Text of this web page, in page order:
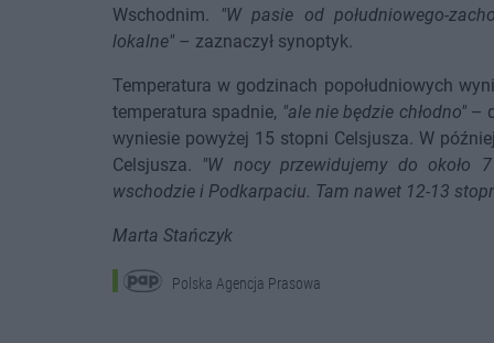
Wschodnim.
"W pasie od południowego-
lokalne" – zaznaczył synoptyk.
Temperatura w godzinach popołudniowych
temperatura spadnie, "ale nie będzie chłodno"–
wyniesie powyżej 15 stopni Celsjusza. W
Celsjusza. "W nocy przewidujemy do około
wschodzie i Podkarpaciu. Tam nawet 12-13
Marta Stańczyk
Polska Agencja Prasowa